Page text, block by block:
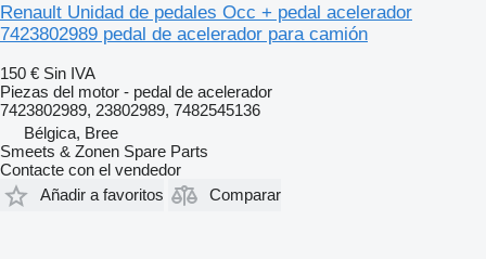
Renault Unidad de pedales Occ + pedal acelerador
7423802989 pedal de acelerador para camión
150 € Sin IVA
Piezas del motor - pedal de acelerador
7423802989, 23802989, 7482545136
Bélgica, Bree
Smeets & Zonen Spare Parts
Contacte con el vendedor
Añadir a favoritos
Comparar